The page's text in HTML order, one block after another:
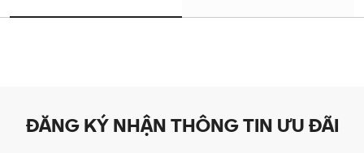
ĐĂNG KÝ NHẬN THÔNG TIN ƯU ĐÃI